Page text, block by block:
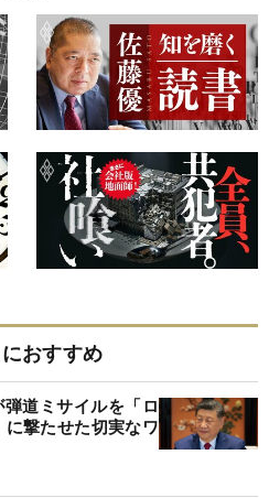
おすすめ
道ミサイルを「ロ
撃たせた切実なワ